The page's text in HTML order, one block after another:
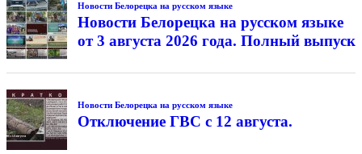
Новости Белорецка на русском языке
Новости Белорецка на русском языке
от 3 августа 2026 года. Полный выпуск
Новости Белорецка на русском языке
Отключение ГВС с 12 августа.